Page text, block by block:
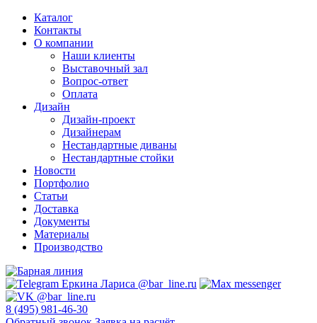
Каталог
Контакты
О компании
Наши клиенты
Выставочный зал
Вопрос-ответ
Оплата
Дизайн
Дизайн-проект
Дизайнерам
Нестандартные диваны
Нестандартные стойки
Новости
Портфолио
Статьи
Доставка
Документы
Материалы
Производство
8 (495) 981-46-30